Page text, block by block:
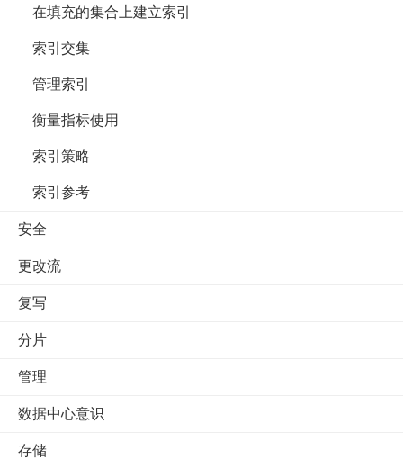
在填充的集合上建立索引
索引交集
管理索引
衡量指标使用
索引策略
索引参考
安全
更改流
复写
分片
管理
数据中心意识
存储